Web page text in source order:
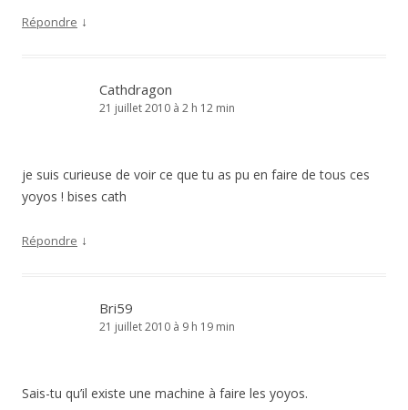
Répondre ↓
Cathdragon
21 juillet 2010 à 2 h 12 min
je suis curieuse de voir ce que tu as pu en faire de tous ces
yoyos ! bises cath
Répondre ↓
Bri59
21 juillet 2010 à 9 h 19 min
Sais-tu qu’il existe une machine à faire les yoyos.